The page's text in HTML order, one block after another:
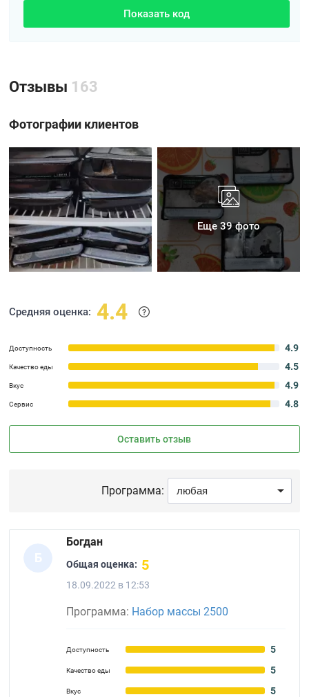
Показать код
Отзывы 163
Фотографии клиентов
Еще 39 фото
Средняя оценка: 4.4
Доступность 4.9
Качество еды 4.5
Вкус 4.9
Сервис 4.8
Оставить отзыв
Программа:
Б
Богдан
Общая оценка: 5
18.09.2022 в 12:53
Программа: Набор массы 2500
Доступность 5
Качество еды 5
Вкус 5